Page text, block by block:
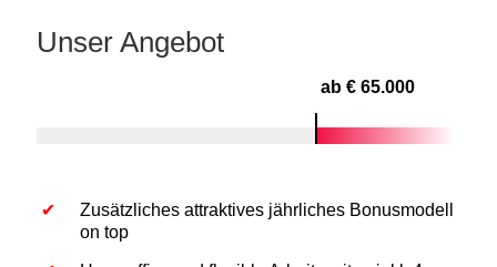
Unser Angebot
ab € 65.000
Zusätzliches attraktives jährliches Bonusmodell
on top